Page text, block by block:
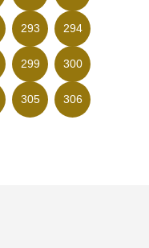
293 294
299 300
305 306